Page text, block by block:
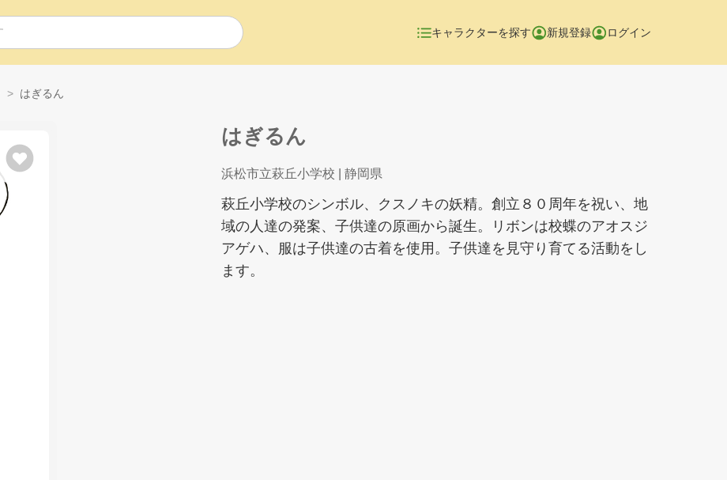
キャラクターを探す 新規登録 ログイン
はぎるん
はぎるん
浜松市立萩丘小学校 | 静岡県
萩丘小学校のシンボル、クスノキの妖精。創立８０周年を祝い、地
域の人達の発案、子供達の原画から誕生。リボンは校蝶のアオスジ
アゲハ、服は子供達の古着を使用。子供達を見守り育てる活動をし
ます。